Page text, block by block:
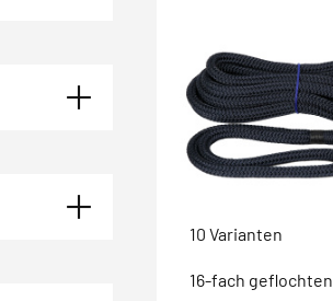
10 Varianten
16-fach geflochten